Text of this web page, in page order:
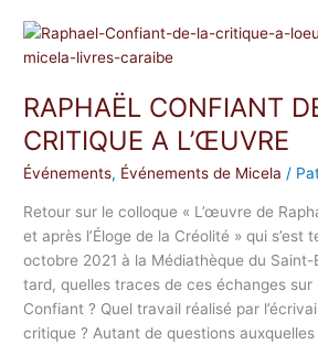
RAPHAËL CONFIANT
CRITIQUE A L’ŒUVRE
Événements, Événements de Micela /
Retour sur le colloque « L’œuvre de
et après l’Éloge de la Créolité » qui s’est
octobre 2021 à la Médiathèque du Saint-
tard, quelles traces de ces échanges sur
Confiant ? Quel travail réalisé par
critique ? Autant de questions
RAPHAËL
CONFIANT
LA
CRITIQUE
A
L’ŒUVRE